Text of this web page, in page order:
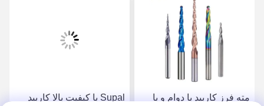
مته فرز کاربید با دوام و با
Supal با کیفیت بالا کاربید